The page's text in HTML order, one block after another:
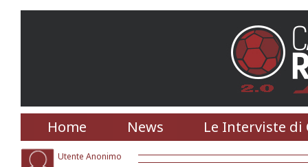
Home News Le Interviste di
Utente Anonimo